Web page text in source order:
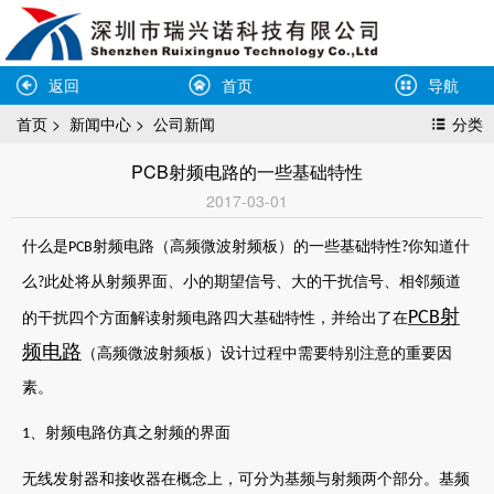
返回 首页
导航
分类
首页 > 新闻中心 > 公司新闻
PCB射频电路的一些基础特性
2017-03-01
什么是PCB射频电路（高频微波射频板）的一些基础特性?你知道什
么?此处将从射频界面、小的期望信号、大的干扰信号、相邻频道
的干扰四个方面解读射频电路四大基础特性，并给出了在PCB射
频电路 （高频微波射频板）设计过程中需要特别注意的重要因
素。
1、射频电路仿真之射频的界面
无线发射器和接收器在概念上，可分为基频与射频两个部分。基频